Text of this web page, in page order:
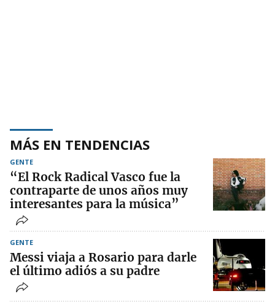
MÁS EN TENDENCIAS
GENTE
“El Rock Radical Vasco fue la
contraparte de unos años muy
interesantes para la música”
GENTE
Messi viaja a Rosario para darle
el último adiós a su padre